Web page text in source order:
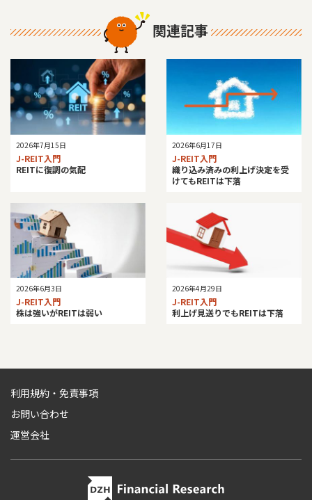
関連記事
2026年7月15日
J-REIT入門
REITに復調の気配
2026年6月17日
J-REIT入門
織り込み済みの利上げ決定を受
けてもREITは下落
2026年6月3日
J-REIT入門
株は強いがREITは弱い
2026年4月29日
J-REIT入門
利上げ見送りでもREITは下落
利用規約・免責事項
お問い合わせ
運営会社